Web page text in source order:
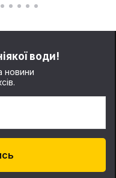
води!
новини